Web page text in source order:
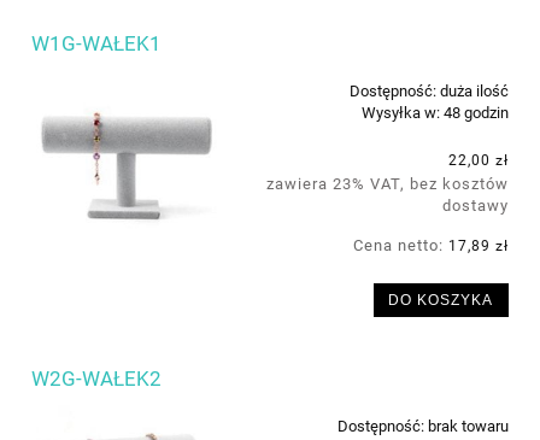
W1G-WAŁEK1
Dostępność: duża ilość
Wysyłka w: 48 godzin
22,00 zł
zawiera 23% VAT, bez kosztów
dostawy
Cena netto: 17,89 zł
DO KOSZYKA
W2G-WAŁEK2
Dostępność: brak towaru